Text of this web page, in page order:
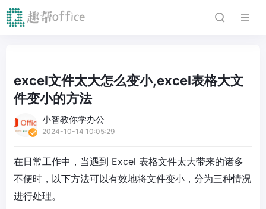
excel文件太大怎么变小,excel表格大文
件变小的方法
小智教你学办公
2024-10-14 10:05:29
在日常工作中，当遇到 Excel 表格文件太大带来的诸多
不便时，以下方法可以有效地将文件变小，分为三种情况
进行处理。